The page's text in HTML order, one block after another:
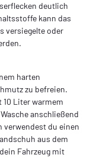
deutlich
kann das
versiegelte oder
harten
zu befreien.
10 Liter warmem
anschließend
verwendest du einen
aus dem
Fahrzeug mit